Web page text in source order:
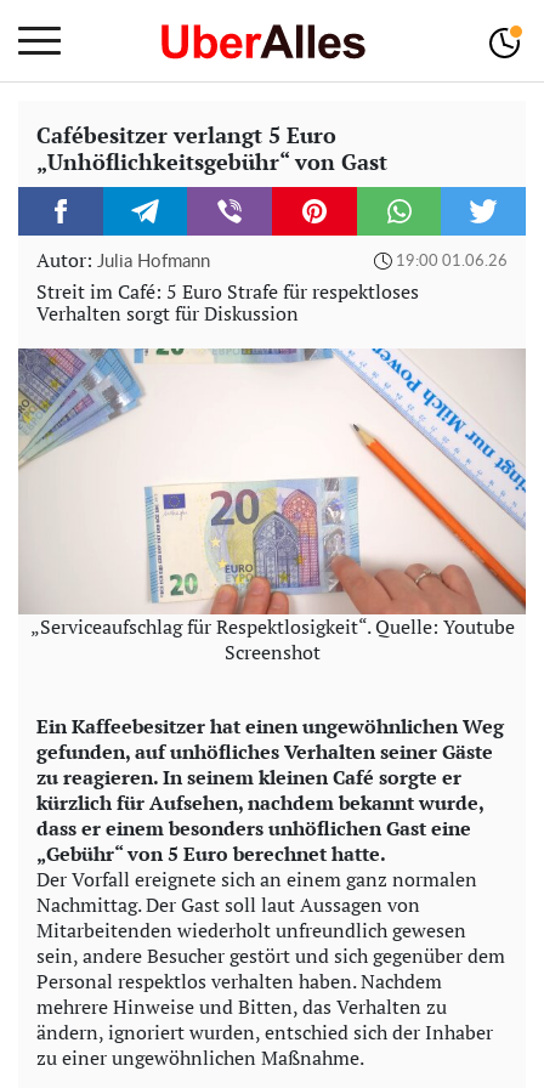
Cafébesitzer verlangt 5 Euro
„Unhöflichkeitsgebühr“ von Gast
Autor: Julia Hofmann 19:00 01.06.26
Streit im Café: 5 Euro Strafe für respektloses
Verhalten sorgt für Diskussion
„Serviceaufschlag für Respektlosigkeit“. Quelle: Youtube
Screenshot
Ein Kaffeebesitzer hat einen ungewöhnlichen Weg
gefunden, auf unhöfliches Verhalten seiner Gäste
zu reagieren. In seinem kleinen Café sorgte er
kürzlich für Aufsehen, nachdem bekannt wurde,
dass er einem besonders unhöflichen Gast eine
„Gebühr“ von 5 Euro berechnet hatte.
Der Vorfall ereignete sich an einem ganz normalen
Nachmittag. Der Gast soll laut Aussagen von
Mitarbeitenden wiederholt unfreundlich gewesen
sein, andere Besucher gestört und sich gegenüber dem
Personal respektlos verhalten haben. Nachdem
mehrere Hinweise und Bitten, das Verhalten zu
ändern, ignoriert wurden, entschied sich der Inhaber
zu einer ungewöhnlichen Maßnahme.